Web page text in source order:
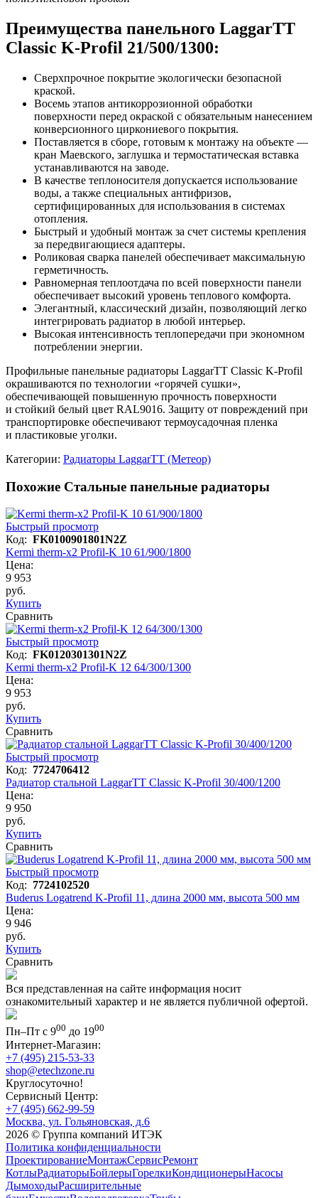
Преимущества панельного LaggarTT
Classic K-Profil 21/500/1300:
Сверхпрочное покрытие экологически безопасной
краской.
Восемь этапов антикоррозионной обработки
поверхности перед окраской с обязательным нанесением
конверсионного циркониевого покрытия.
Поставляется в сборе, готовым к монтажу на объекте —
кран Маевского, заглушка и термостатическая вставка
устанавливаются на заводе.
В качестве теплоносителя допускается использование
воды, а также специальных антифризов,
сертифицированных для использования в системах
отопления.
Быстрый и удобный монтаж за счет системы крепления
за передвигающиеся адаптеры.
Роликовая сварка панелей обеспечивает максимальную
герметичность.
Равномерная теплоотдача по всей поверхности панели
обеспечивает высокий уровень теплового комфорта.
Элегантный, классический дизайн, позволяющий легко
интегрировать радиатор в любой интерьер.
Высокая интенсивность теплопередачи при экономном
потреблении энергии.
Профильные панельные радиаторы LaggarTT Classic K-Profil
окрашиваются по технологии «горячей сушки»,
обеспечивающей повышенную прочность поверхности
и стойкий белый цвет RAL9016. Защиту от повреждений при
транспортировке обеспечивают термоусадочная пленка
и пластиковые уголки.
Категории: Радиаторы LaggarTT (Метеор)
Похожие Стальные панельные радиаторы
Быстрый просмотр
Код: FK0100901801N2Z
Kermi therm-x2 Profil-K 10 61/900/1800
Цена:
9 953
руб.
Купить
Сравнить
Быстрый просмотр
Код: FK0120301301N2Z
Kermi therm-x2 Profil-K 12 64/300/1300
Цена:
9 953
руб.
Купить
Сравнить
Быстрый просмотр
Код: 7724706412
Радиатор стальной LaggarTT Classic K-Profil 30/400/1200
Цена:
9 950
руб.
Купить
Сравнить
Быстрый просмотр
Код: 7724102520
Buderus Logatrend K-Profil 11, длина 2000 мм, высота 500 мм
Цена:
9 946
руб.
Купить
Сравнить
Вся представленная на сайте информация носит
ознакомительный характер и не является публичной офертой.
Пн–Пт с 900 до 1900
Интернет-Магазин:
+7 (495) 215-53-33
shop@etechzone.ru
Круглосуточно!
Сервисный Центр:
+7 (495) 662-99-59
Москва, ул. Гольяновская, д.6
2026 © Группа компаний ИТЭК
Политика конфиденциальности
ПроектированиеМонтажСервисРемонт
КотлыРадиаторыБойлерыГорелкиКондиционерыНасосы
ДымоходыРасширительные